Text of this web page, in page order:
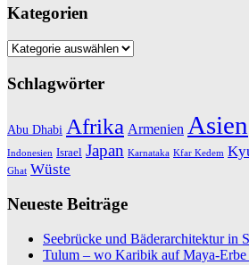
Kategorien
Kategorien
Schlagwörter
Abu Dhabi Afrika Armenien Asien
Indonesien Israel Japan Karnataka Kfar Kedem
Ghat Wüste
Neueste Beiträge
Seebrücke und Bäderarchitektur in
Tulum – wo Karibik auf Maya-